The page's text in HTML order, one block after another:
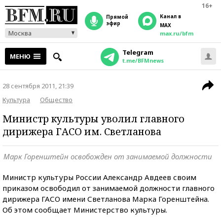
16+
Москва
прямой
эфир
Канал в
MAX
max.ru/bfm
МЕНЮ Telegram
t.me/BFMnews
28 сентября 2011, 21:39
Культура
Общество
Министр культуры уволил главного
дирижера ГАСО им. Светланова
Марк Горенштейн освобожден от занимаемой должности
Министр культуры России Александр Авдеев своим
приказом освободил от занимаемой должности главного
дирижера ГАСО имени Светланова Марка Горенштейна.
Об этом сообщает Министерство культуры.